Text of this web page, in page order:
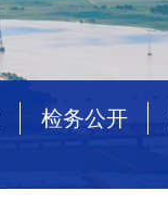
检务公开